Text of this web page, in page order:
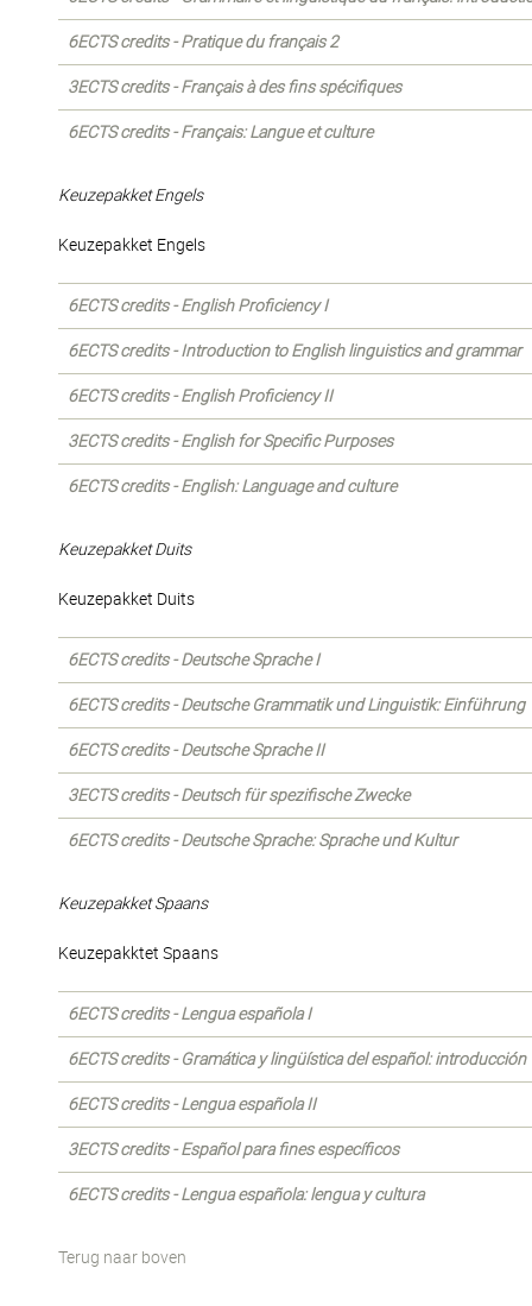
6ECTS credits - Pratique du français 2
3ECTS credits - Français à des fins spécifiques
6ECTS credits - Français: Langue et culture
Keuzepakket Engels
Keuzepakket Engels
6ECTS credits - English Proficiency I
6ECTS credits - Introduction to English linguistics and grammar
6ECTS credits - English Proficiency II
3ECTS credits - English for Specific Purposes
6ECTS credits - English: Language and culture
Keuzepakket Duits
Keuzepakket Duits
6ECTS credits - Deutsche Sprache I
6ECTS credits - Deutsche Grammatik und Linguistik: Einführung
6ECTS credits - Deutsche Sprache II
3ECTS credits - Deutsch für spezifische Zwecke
6ECTS credits - Deutsche Sprache: Sprache und Kultur
Keuzepakket Spaans
Keuzepakktet Spaans
6ECTS credits - Lengua española I
6ECTS credits - Gramática y lingüística del español: introducción
6ECTS credits - Lengua española II
3ECTS credits - Español para fines específicos
6ECTS credits - Lengua española: lengua y cultura
Terug naar boven